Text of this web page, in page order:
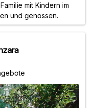
mit Kindern im
und genossen.